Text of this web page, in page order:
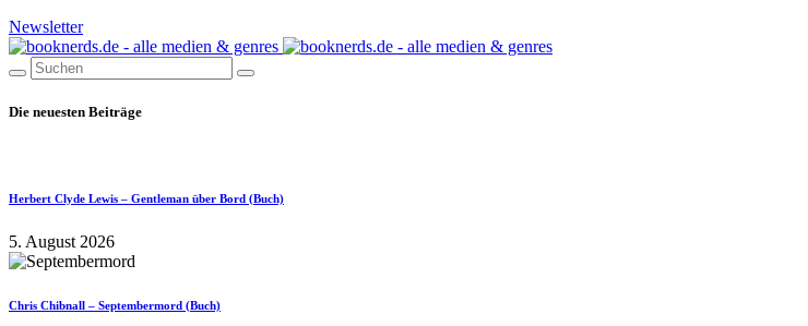
Newsletter
Die neuesten Beiträge
Herbert Clyde Lewis – Gentleman über Bord (Buch)
5. August 2026
Chris Chibnall – Septembermord (Buch)